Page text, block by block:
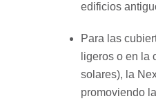
edificios
Para las
ligeros o en la
solares), la
promoviendo